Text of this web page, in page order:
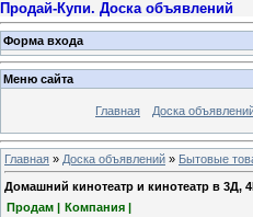
Продай-Купи. Доска объявлений
Форма входа
Меню сайта
Главная Доска
Главная » Доска объявлений » Бытовые
Домашний кинотеатр и кинотеатр в 3Д,
Продам | Компания |